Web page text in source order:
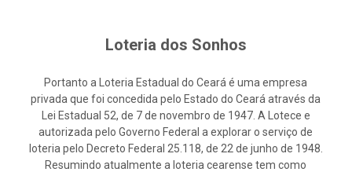
Loteria dos Sonhos
Portanto a Loteria Estadual do Ceará é uma empresa
privada que foi concedida pelo Estado do Ceará através da
Lei Estadual 52, de 7 de novembro de 1947. A Lotece e
autorizada pelo Governo Federal a explorar o serviço de
loteria pelo Decreto Federal 25.118, de 22 de junho de 1948.
Resumindo atualmente a loteria cearense tem como